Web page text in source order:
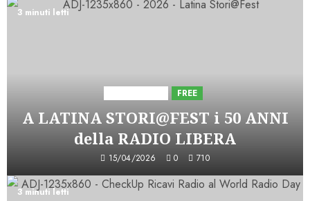
3 minuti letti
FREE
A LATINA STORI@FEST i 50 ANNI
della RADIO LIBERA
15/04/2026 0 710
3 minuti letti